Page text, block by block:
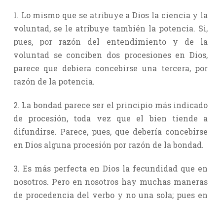
1. Lo mismo que se atribuye a Dios la ciencia y la
voluntad, se le atribuye también la potencia. Si,
pues, por razón del entendimiento y de la
voluntad se conciben dos procesiones en Dios,
parece que debiera concebirse una tercera, por
razón de la potencia.
2. La bondad parece ser el principio más indicado
de procesión, toda vez que el bien tiende a
difundirse. Parece, pues, que debería concebirse
en Dios alguna procesión por razón de la bondad.
3. Es más perfecta en Dios la fecundidad que en
nosotros. Pero en nosotros hay muchas maneras
de procedencia del verbo y no una sola; pues en